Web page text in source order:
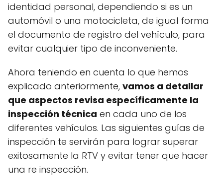
identidad personal, dependiendo si es un
automóvil o una motocicleta, de igual forma
el documento de registro del vehículo, para
evitar cualquier tipo de inconveniente.
Ahora teniendo en cuenta lo que hemos
explicado anteriormente, vamos a detallar
que aspectos revisa específicamente la
inspección técnica en cada uno de los
diferentes vehículos. Las siguientes guías de
inspección te servirán para lograr superar
exitosamente la RTV y evitar tener que hacer
una re inspección.